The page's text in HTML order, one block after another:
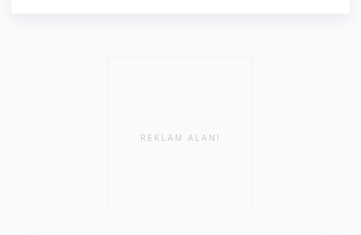
REKLAM ALANI